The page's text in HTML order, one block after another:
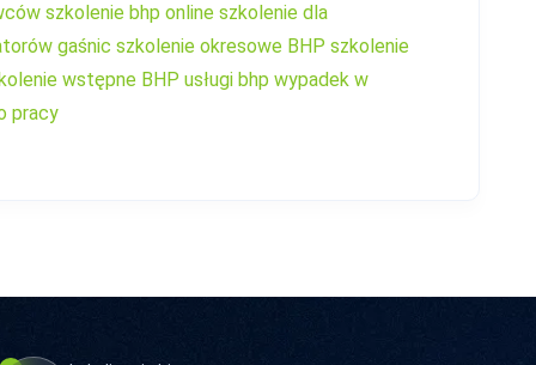
szkolenie bhp online szkolenie dla
gaśnic szkolenie okresowe BHP szkolenie
wstępne BHP usługi bhp wypadek w
pracy